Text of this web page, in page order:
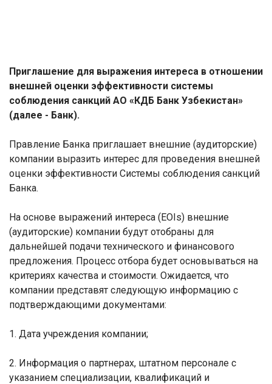
Приглашение для выражения интереса в отношении
внешней оценки эффективности системы
соблюдения санкций АО «КДБ Банк Узбекистан»
(далее - Банк).
Правление Банка приглашает внешние (аудиторские)
компании выразить интерес для проведения внешней
оценки эффективности Системы соблюдения санкций
Банка.
На основе выражений интереса (EOIs) внешние
(аудиторские) компании будут отобраны для
дальнейшей подачи технического и финансового
предложения. Процесс отбора будет основываться на
критериях качества и стоимости. Ожидается, что
компании представят следующую информацию с
подтверждающими документами:
1. Дата учреждения компании;
2. Информация о партнерах, штатном персонале с
указанием специализации, квалификаций и